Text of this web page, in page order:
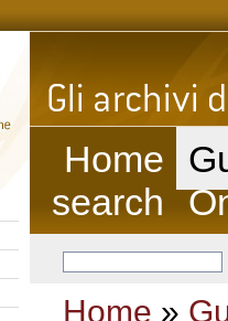
Home
search
Home »